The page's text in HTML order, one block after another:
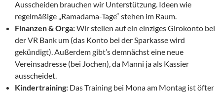
Ausscheiden brauchen wir Unterstützung. Ideen wie
regelmäßige „Ramadama-Tage“ stehen im Raum.
Finanzen & Orga:Wir stellen auf ein einziges Girokonto bei
der VR Bank um (das Konto bei der Sparkasse wird
gekündigt). Außerdem gibt’s demnächst eine neue
Vereinsadresse (bei Jochen), da Manni ja als Kassier
ausscheidet.
Kindertraining: Das Training bei Mona am Montag ist öfter